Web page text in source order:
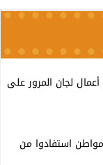
لجان المرور على
محافظ الدقهلية: 1596 مواطن استفادوا من